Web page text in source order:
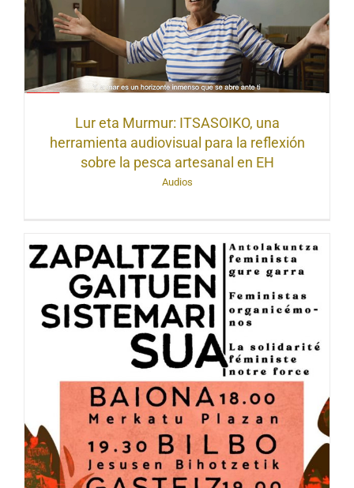
Lur eta Murmur: ITSASOIKO, una
herramienta audiovisual para la reflexión
sobre la pesca artesanal en EH
Audios